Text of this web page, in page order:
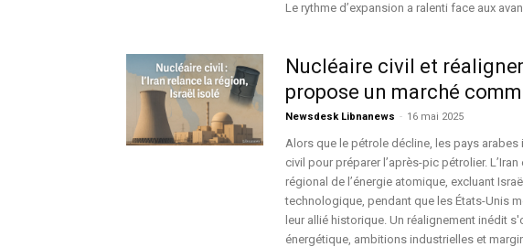
Le rythme d’expansion a ralenti face aux
Nucléaire civil et
propose un marché
Newsdesk Libnanews - 16 mai 2025
Alors que le pétrole décline, les pays
civil pour préparer l’après-pic pétrolier.
régional de l’énergie atomique, excluant
technologique, pendant que les États-Unis
leur allié historique. Un réalignement inédit
énergétique, ambitions industrielles et